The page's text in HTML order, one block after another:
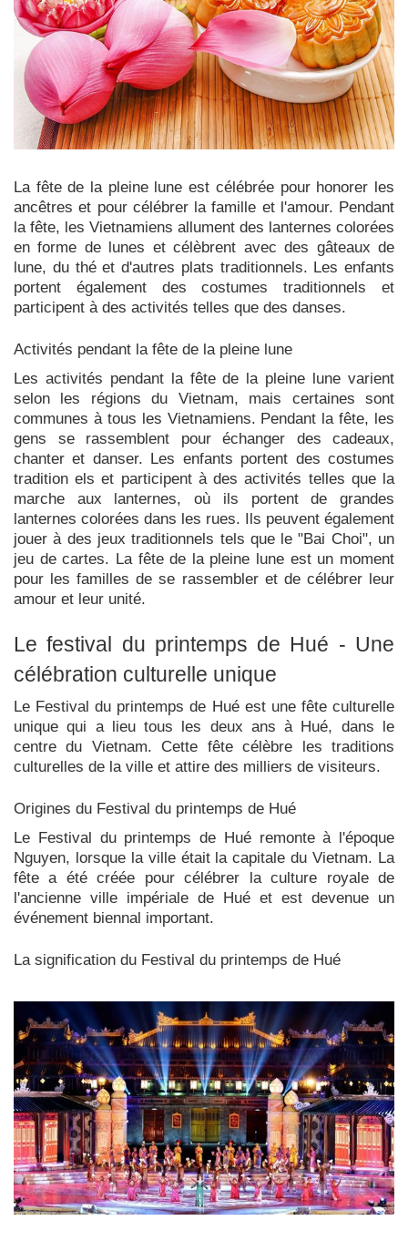
La fête de la pleine lune est célébrée pour honorer les
ancêtres et pour célébrer la famille et l'amour. Pendant
la fête, les Vietnamiens allument des lanternes colorées
en forme de lunes et célèbrent avec des gâteaux de
lune, du thé et d'autres plats traditionnels. Les enfants
portent également des costumes traditionnels et
participent à des activités telles que des danses.
Activités pendant la fête de la pleine lune
Les activités pendant la fête de la pleine lune varient
selon les régions du Vietnam, mais certaines sont
communes à tous les Vietnamiens. Pendant la fête, les
gens se rassemblent pour échanger des cadeaux,
chanter et danser. Les enfants portent des costumes
tradition els et participent à des activités telles que la
marche aux lanternes, où ils portent de grandes
lanternes colorées dans les rues. Ils peuvent également
jouer à des jeux traditionnels tels que le "Bai Choi", un
jeu de cartes. La fête de la pleine lune est un moment
pour les familles de se rassembler et de célébrer leur
amour et leur unité.
Le festival du printemps de Hué - Une
célébration culturelle unique
Le Festival du printemps de Hué est une fête culturelle
unique qui a lieu tous les deux ans à Hué, dans le
centre du Vietnam. Cette fête célèbre les traditions
culturelles de la ville et attire des milliers de visiteurs.
Origines du Festival du printemps de Hué
Le Festival du printemps de Hué remonte à l'époque
Nguyen, lorsque la ville était la capitale du Vietnam. La
fête a été créée pour célébrer la culture royale de
l'ancienne ville impériale de Hué et est devenue un
événement biennal important.
La signification du Festival du printemps de Hué